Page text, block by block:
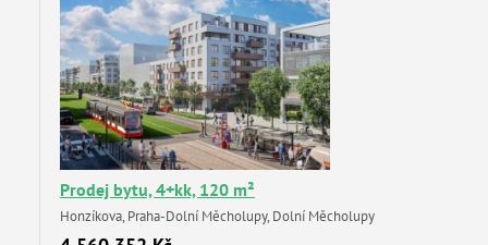
Prodej bytu, 4+kk, 120 m²
Honzíkova, Praha-Dolní Měcholupy, Dolní Měcholupy